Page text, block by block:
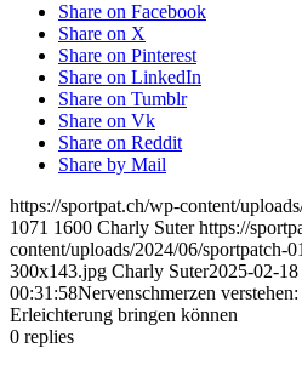
Share on Facebook
Share on X
Share on Pinterest
Share on LinkedIn
Share on Tumblr
Share on Vk
Share on Reddit
Share by Mail
https://sportpat.ch/wp-content/
1071 1600 Charly Suter https://
content/uploads/2024/06/sportpatch-
300x143.jpg Charly Suter2025-02-
00:31:58Nervenschmerzen
Erleichterung bringen können
0 replies